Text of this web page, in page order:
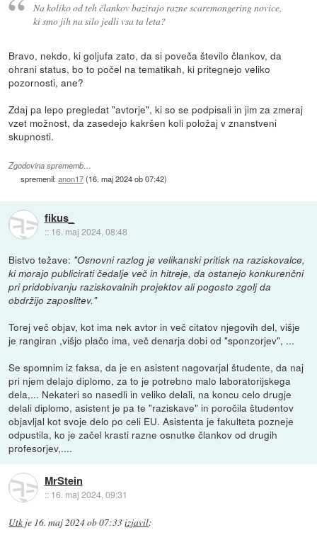
Na koliko od teh člankov bazirajo razne scaremongering novice,
ki smo jih na silo jedli vsa ta leta?
Bravo, nekdo, ki goljufa zato, da si poveča število člankov, da
ohrani status, bo to počel na tematikah, ki pritegnejo veliko
pozornosti, ane?
Zdaj pa lepo pregledat "avtorje", ki so se podpisali in jim za zmeraj
vzet možnost, da zasedejo kakršen koli položaj v znanstveni
skupnosti.
Zgodovina sprememb…
spremenil:anon17(16. maj 2024 ob 07:42)
fikus_
:: 16. maj 2024, 08:48
Bistvo težave: "Osnovni razlog je velikanski pritisk na raziskovalce,
ki morajo publicirati čedalje več in hitreje, da ostanejo konkurenčni
pri pridobivanju raziskovalnih projektov ali pogosto zgolj da
obdržijo zaposlitev."
Torej več objav, kot ima nek avtor in več citatov njegovih del, višje
je rangiran ,višjo plačo ima, več denarja dobi od "sponzorjev", ...
Se spomnim iz faksa, da je en asistent nagovarjal študente, da naj
pri njem delajo diplomo, za to je potrebno malo laboratorijskega
dela,... Nekateri so nasedli in veliko delali, na koncu celo drugje
delali diplomo, asistent je pa te "raziskave" in poročila študentov
objavljal kot svoje delo po celi EU. Asistenta je fakulteta pozneje
odpustila, ko je začel krasti razne osnutke člankov od drugih
profesorjev,....
MrStein
:: 16. maj 2024, 09:31
Utk je 16. maj 2024 ob 07:33izjavil: